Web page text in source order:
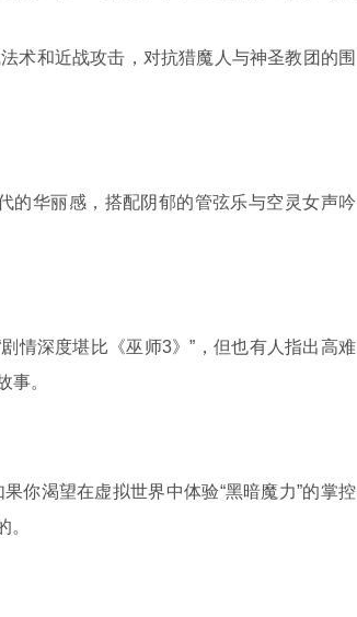
术和近战攻击，对抗猎魔人与神圣教团的围
的华丽感，搭配阴郁的管弦乐与空灵女声吟
情深度堪比《巫师3》”，但也有人指出高难
事。
你渴望在虚拟世界中体验“黑暗魔力”的掌控